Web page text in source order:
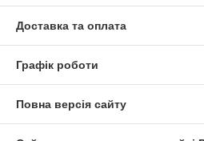
Доставка та оплата
Графік роботи
Повна версія сайту